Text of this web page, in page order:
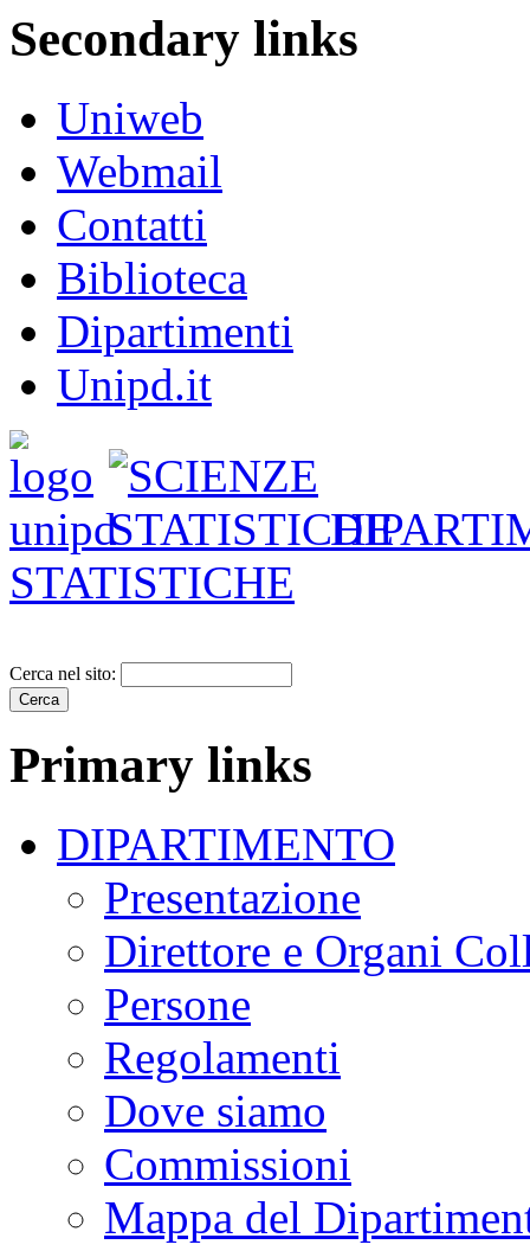
Secondary links
Uniweb
Webmail
Contatti
Biblioteca
Dipartimenti
Unipd.it
STATISTICHE
Cerca nel sito:
Primary links
DIPARTIMENTO
Presentazione
Direttore e Organi
Persone
Regolamenti
Dove siamo
Commissioni
Mappa del